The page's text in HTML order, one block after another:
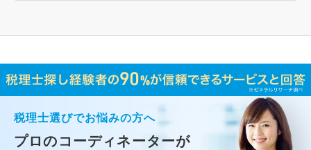
税理士選びでお悩みの方へ
プロのコーディネーターが